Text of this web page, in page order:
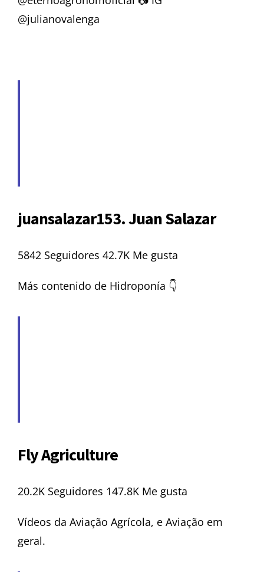
@julianovalenga
juansalazar153. Juan Salazar
5842 Seguidores 42.7K Me gusta
Más contenido de Hidroponía 👇
Fly Agriculture
20.2K Seguidores 147.8K Me gusta
Vídeos da Aviação Agrícola, e Aviação em
geral.